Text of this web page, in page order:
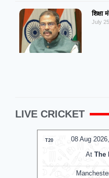
शिक्षा
July
LIVE CRICKET
08 Aug
T20
At The